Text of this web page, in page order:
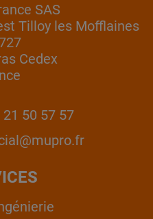
SAS
Tilloy les Mofflaines
Cedex
50 57 57